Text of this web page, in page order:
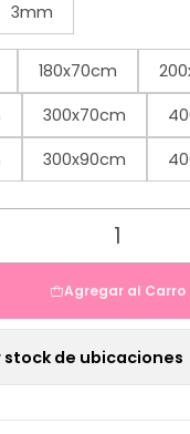
3mm
180x70cm
300x70cm
300x90cm
Agregar al Carro
stock de ubicaciones